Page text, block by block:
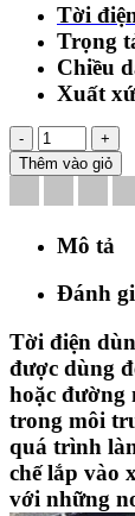
Tời
Trọng
Chiều
Xuất
-
+
Thêm vào giỏ
Mô tả
Đánh
Tời điện
được dùng
hoặc đường
trong môi
quá trình
chế lắp vào
với những